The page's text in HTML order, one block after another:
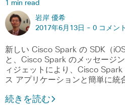
1 min read
岩岸 優希
2017年6月13日 - 0 コメント
新しい Cisco Spark の SDK（
と、Cisco Spark のメッセージ
ィジェットにより、Cisco
ス アプリケーションと簡単に統
続きを読む